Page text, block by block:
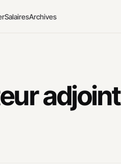
SalairesArchives
adjoint